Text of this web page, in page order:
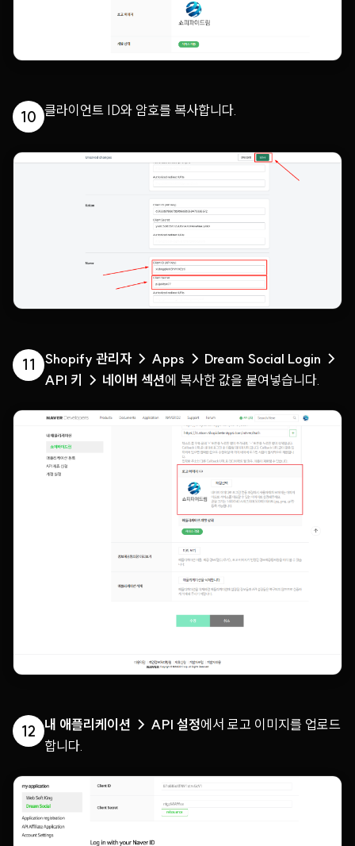
10 클라이언트 ID와 암호를 복사합니다.
11
Shopify 관리자 → Apps → Dream Social Login →
API 키 → 네이버 섹션에 복사한 값을 붙여넣습니다.
12 내 애플리케이션 → API 설정에서 로고 이미지를 업로드
합니다.